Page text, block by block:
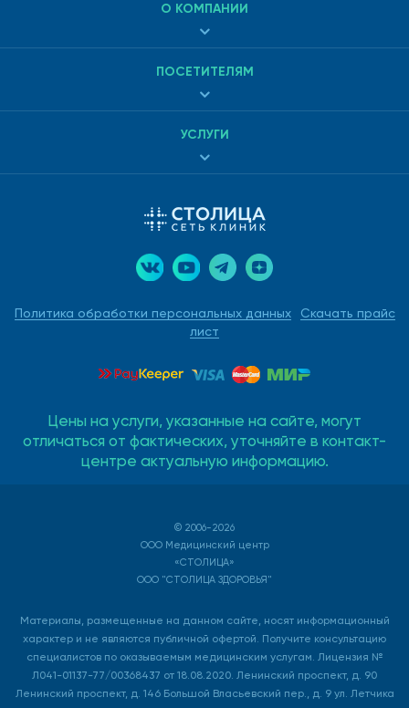
Политика обработки персональных данных
Скачать прайс
лист
О КОМПАНИИ
ПОСЕТИТЕЛЯМ
УСЛУГИ
Цены на услуги, указанные на сайте, могут
отличаться от фактических, уточняйте в контакт-
центре актуальную информацию.
© 2006-2026
ООО Медицинский центр
«СТОЛИЦА»
ООО "СТОЛИЦА ЗДОРОВЬЯ"
Материалы, размещенные на данном сайте, носят информационный
характер и не являются публичной офертой. Получите консультацию
специалистов по оказываемым медицинским услугам. Лицензия №
Л041-01137-77/00368437 от 18.08.2020. Ленинский проспект, д. 90
Ленинский проспект, д. 146 Большой Власьевский пер., д. 9 ул. Летчика